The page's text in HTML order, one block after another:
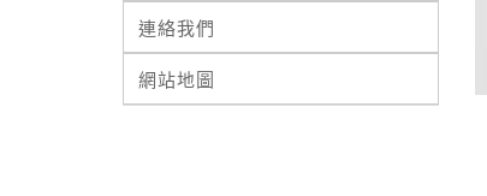
連絡我們
網站地圖